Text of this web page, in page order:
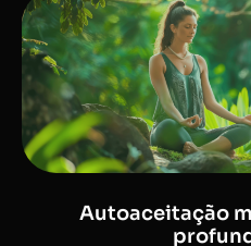
Autoaceitação